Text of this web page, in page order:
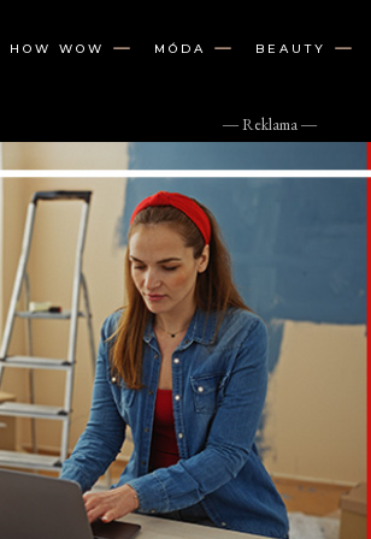
HOW WOW MÓDA BEAUTY
― Reklama ―